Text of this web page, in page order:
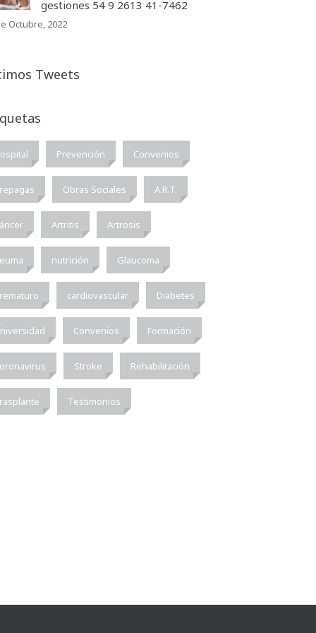
gestiones 54 9 2613 41-7462
Octubre, 2022
Tweets
Prevención Convenios
Obras Sociales A.R.T.
Artritis Artrosis
nutrición Glaucoma
cardiovascular Diabetes
Convenios Formación
Stroke Rehabilitación
Testimonios